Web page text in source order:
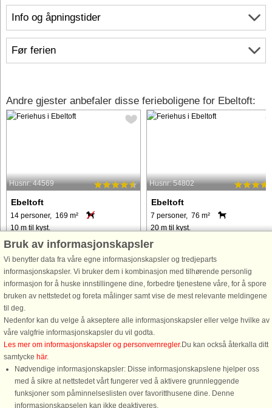
Info og åpningstider
Før ferien
Andre gjester anbefaler disse ferieboligene for Ebeltoft:
Husnr: 44569
Ebeltoft
14 personer, 169 m²
10 m til kyst.
Dette lyse og rummelige feriehus nær
Vibæk Strand tilbyder den perfekte
balance mellem afslapning, komfort
og sjov - et indbydende tilflugtssted,
hvor familier og venner virkelig kan
nyde tiden sammen. ...
fra 12.960 NOK
Husnr: 54802
Ebeltoft
7 personer, 76 m²
20 m til kyst.
Skudehavnshus i den karakteristiske
røde farve og den unikke
lige på havnen i Ebeltoft. 2-etagers
sommerhus med åbent køkken i
forbindelse med spisestuen og med
fra 6.826 NOK
Bruk av informasjonskapsler
Vi benytter data fra våre egne informasjonskapsler og tredjeparts
informasjonskapsler. Vi bruker dem i kombinasjon med tilhørende personlig
informasjon for å huske innstillingene dine, forbedre tjenestene våre, for å spore
bruken av nettstedet og foreta målinger samt vise de mest relevante meldingene
til deg.
Nedenfor kan du velge å akseptere alle informasjonskapsler eller velge hvilke av
våre valgfrie informasjonskapsler du vil godta.
Les mer om informasjonskapsler og personvernregler.Du kan också återkalla ditt
samtycke här.
Nødvendige informasjonskapsler: Disse informasjonskapslene hjelper oss
med å sikre at nettstedet vårt fungerer ved å aktivere grunnleggende
funksjoner som påminnelseslisten over favoritthusene dine. Denne
informasjonskapselen kan ikke deaktiveres.